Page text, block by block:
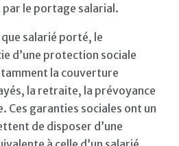
le portage salarial.
salarié porté, le
d’une protection sociale
la couverture
la retraite, la prévoyance
Ces garanties sociales ont un
de disposer d’une